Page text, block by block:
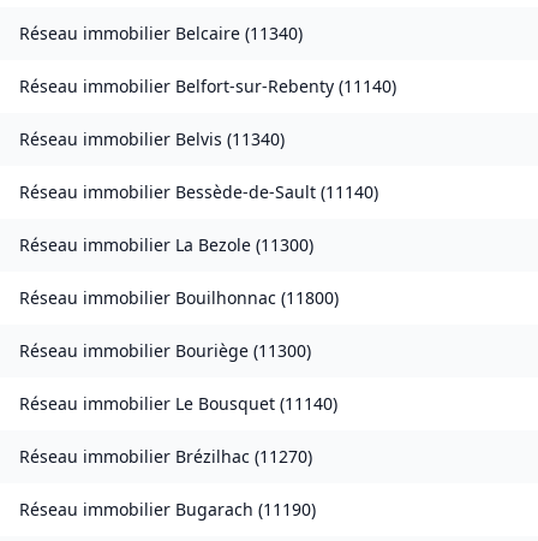
Réseau immobilier Belcaire (11340)
Réseau immobilier Belfort-sur-Rebenty (11140)
Réseau immobilier Belvis (11340)
Réseau immobilier Bessède-de-Sault (11140)
Réseau immobilier La Bezole (11300)
Réseau immobilier Bouilhonnac (11800)
Réseau immobilier Bouriège (11300)
Réseau immobilier Le Bousquet (11140)
Réseau immobilier Brézilhac (11270)
Réseau immobilier Bugarach (11190)